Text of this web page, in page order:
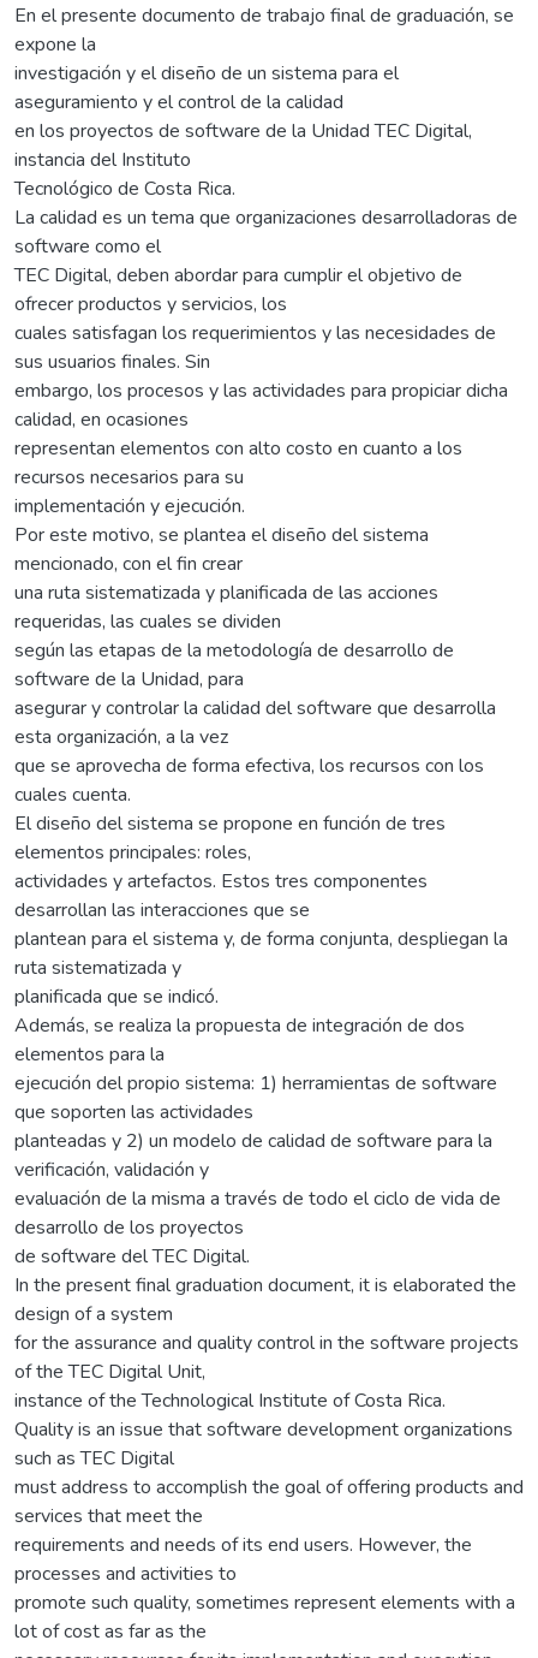
En el presente documento de trabajo final de graduación, se
expone la
investigación y el diseño de un sistema para el
aseguramiento y el control de la calidad
en los proyectos de software de la Unidad TEC Digital,
instancia del Instituto
Tecnológico de Costa Rica.
La calidad es un tema que organizaciones desarrolladoras de
software como el
TEC Digital, deben abordar para cumplir el objetivo de
ofrecer productos y servicios, los
cuales satisfagan los requerimientos y las necesidades de
sus usuarios finales. Sin
embargo, los procesos y las actividades para propiciar dicha
calidad, en ocasiones
representan elementos con alto costo en cuanto a los
recursos necesarios para su
implementación y ejecución.
Por este motivo, se plantea el diseño del sistema
mencionado, con el fin crear
una ruta sistematizada y planificada de las acciones
requeridas, las cuales se dividen
según las etapas de la metodología de desarrollo de
software de la Unidad, para
asegurar y controlar la calidad del software que desarrolla
esta organización, a la vez
que se aprovecha de forma efectiva, los recursos con los
cuales cuenta.
El diseño del sistema se propone en función de tres
elementos principales: roles,
actividades y artefactos. Estos tres componentes
desarrollan las interacciones que se
plantean para el sistema y, de forma conjunta, despliegan la
ruta sistematizada y
planificada que se indicó.
Además, se realiza la propuesta de integración de dos
elementos para la
ejecución del propio sistema: 1) herramientas de software
que soporten las actividades
planteadas y 2) un modelo de calidad de software para la
verificación, validación y
evaluación de la misma a través de todo el ciclo de vida de
desarrollo de los proyectos
de software del TEC Digital.
In the present final graduation document, it is elaborated the
design of a system
for the assurance and quality control in the software projects
of the TEC Digital Unit,
instance of the Technological Institute of Costa Rica.
Quality is an issue that software development organizations
such as TEC Digital
must address to accomplish the goal of offering products and
services that meet the
requirements and needs of its end users. However, the
processes and activities to
promote such quality, sometimes represent elements with a
lot of cost as far as the